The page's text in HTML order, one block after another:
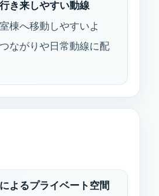
き来しやすい動線
棟へ移動しやすいよ
ながりや日常動線に配
よるプライベート空間